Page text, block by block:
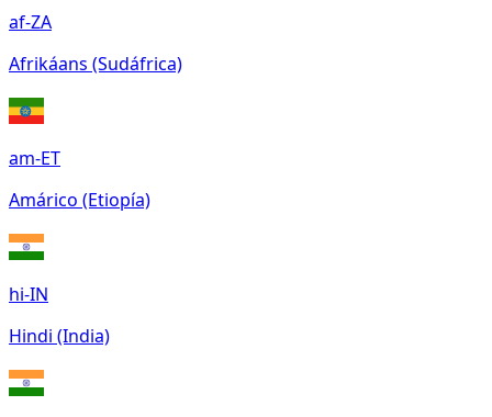
af-ZA
Afrikáans (Sudáfrica)
am-ET
Amárico (Etiopía)
hi-IN
Hindi (India)